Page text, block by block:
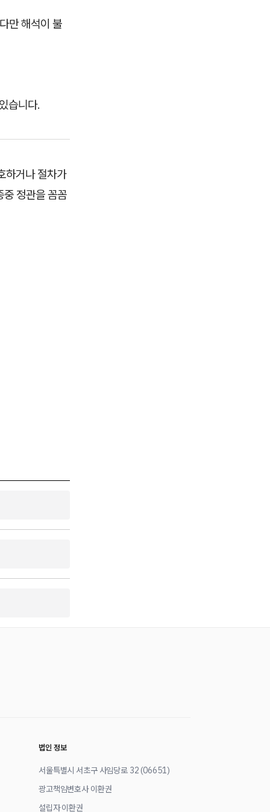
만 해석이 불
습니다.
하거나 절차가
중 정관을 꼼꼼
법인 정보
서울특별시 서초구 사임당로 32 (06651)
광고책임변호사 이환권
설립자 이환권